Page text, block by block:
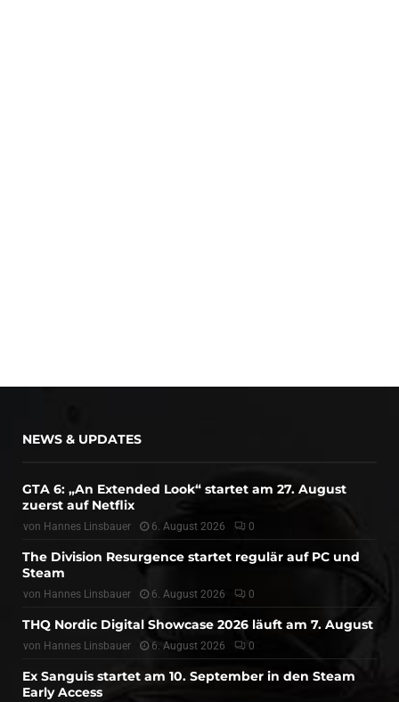
NEWS & UPDATES
GTA 6: „An Extended Look“ startet am 27. August
zuerst auf Netflix
von Hannes Linsbauer 6. August 2026 0
The Division Resurgence startet regulär auf PC und
Steam
von Hannes Linsbauer 6. August 2026 0
THQ Nordic Digital Showcase 2026 läuft am 7. August
von Hannes Linsbauer 6. August 2026 0
Ex Sanguis startet am 10. September in den Steam
Early Access